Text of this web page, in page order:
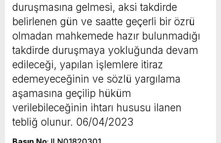
duruşmasına gelmesi, aksi takdirde
belirlenen gün ve saatte geçerli bir özrü
olmadan mahkemede hazır bulunmadığı
takdirde duruşmaya yokluğunda devam
edileceği, yapılan işlemlere itiraz
edemeyeceğinin ve sözlü yargılama
aşamasına geçilip hüküm
verilebileceğinin ihtarı hususu ilanen
tebliğ olunur. 06/04/2023